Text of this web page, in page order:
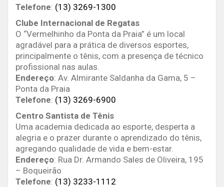
Telefone: (13) 3269-1300
Clube Internacional de Regatas
O “Vermelhinho da Ponta da Praia” é um local
agradável para a prática de diversos esportes,
principalmente o tênis, com a presença de técnico
profissional nas aulas.
Endereço: Av. Almirante Saldanha da Gama, 5 –
Ponta da Praia
Telefone: (13) 3269-6900
Centro Santista de Tênis
Uma academia dedicada ao esporte, desperta a
alegria e o prazer durante o aprendizado do tênis,
agregando qualidade de vida e bem-estar.
Endereço: Rua Dr. Armando Sales de Oliveira, 195
– Boqueirão
Telefone: (13) 3233-1112